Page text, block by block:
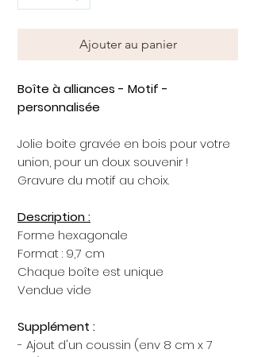
Ajouter au panier
Boîte à alliances - Motif -
personnalisée
Jolie boite gravée en bois pour votre
union, pour un doux souvenir !
Gravure du motif au choix.
Description :
Forme hexagonale
Format : 9,7 cm
Chaque boîte est unique
Vendue vide
Supplément :
- Ajout d'un coussin (env 8 cm x 7